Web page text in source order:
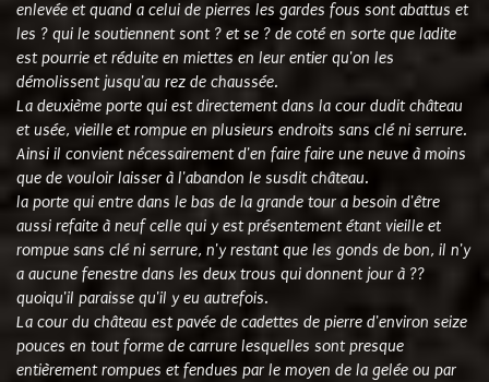
enlevée et quand a celui de pierres les gardes fous sont abattus et
les ? qui le soutiennent sont ? et se ? de coté en sorte que ladite
est pourrie et réduite en miettes en leur entier qu'on les
démolissent jusqu'au rez de chaussée.
La deuxième porte qui est directement dans la cour dudit château
et usée, vieille et rompue en plusieurs endroits sans clé ni serrure.
Ainsi il convient nécessairement d'en faire faire une neuve à moins
que de vouloir laisser à l'abandon le susdit château.
la porte qui entre dans le bas de la grande tour a besoin d'être
aussi refaite à neuf celle qui y est présentement étant vieille et
rompue sans clé ni serrure, n'y restant que les gonds de bon, il n'y
a aucune fenestre dans les deux trous qui donnent jour à ??
quoiqu'il paraisse qu'il y eu autrefois.
La cour du château est pavée de cadettes de pierre d'environ seize
pouces en tout forme de carrure lesquelles sont presque
entièrement rompues et fendues par le moyen de la gelée ou par